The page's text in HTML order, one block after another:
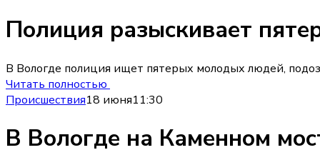
Полиция разыскивает
В Вологде полиция ищет пятерых молодых людей,
Читать полностью
Происшествия18 июня11:30
В Вологде на Каменном